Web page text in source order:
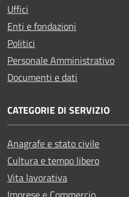
Uffici
Enti e fondazioni
Politici
Personale Amministrativo
Documenti e dati
CATEGORIE DI SERVIZIO
Anagrafe e stato civile
Cultura e tempo libero
Vita lavorativa